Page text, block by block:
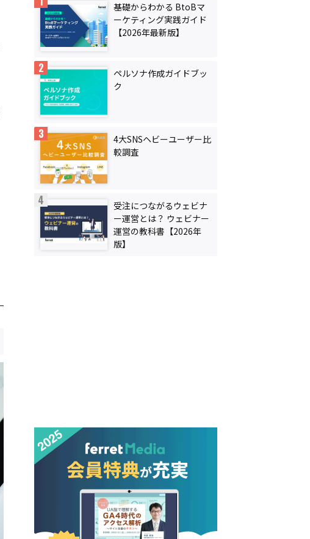
基礎からわかる BtoBマ
ーケティング実践ガイド
【2026年最新版】
ペルソナ作成ガイドブッ
ク
4大SNSヘビーユーザー比
較調査
受注につながるウェビナ
ー運営とは？ ウェビナー
運営の教科書【2026年
版】